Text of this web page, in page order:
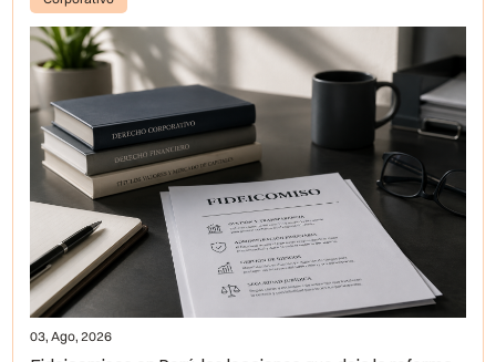
03, Ago, 2026